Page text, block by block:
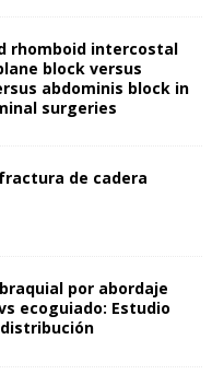
rhomboid intercostal
block versus
abdominis block in
surgeries
fractura de cadera
por abordaje
ecoguiado: Estudio